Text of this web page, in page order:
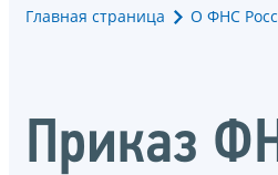
Главная страница О ФНС
Приказ